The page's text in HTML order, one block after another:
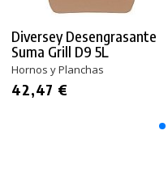
Diversey Desengrasante
Suma Grill D9 5L
Hornos y Planchas
42,47 €